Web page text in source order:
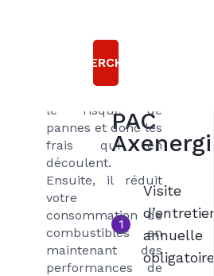
d’économiser à
différents niveaux.
le risque de
pannes et donc les
frais qui en
découlent.
Ensuite, il réduit
votre
consommation de
combustibles en
maintenant des
performances de
RECHERCHERchoisir le
contrat
PAC
Axenergie
1
Visite
d’entretien
annuelle
obligatoire